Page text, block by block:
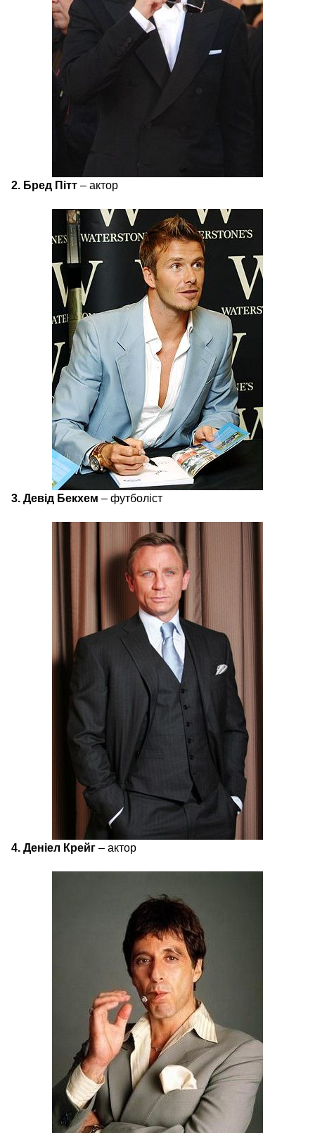
2. Бред Пітт – актор
3. Девід Бекхем – футболіст
4. Деніел Крейг – актор